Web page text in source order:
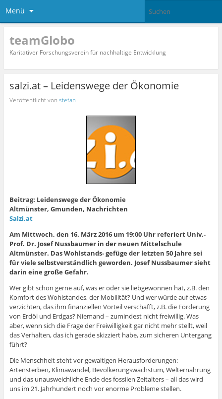
Menü
teamGlobo
Karitativer Forschungsverein für nachhaltige Entwicklung
salzi.at – Leidenswege der Ökonomie
Veröffentlicht von stefan
Beitrag: Leidenswege der Ökonomie
Altmünster, Gmunden, Nachrichten
Salzi.at
Am Mittwoch, den 16. März 2016 um 19:00 Uhr referiert Univ.-
Prof. Dr. Josef Nussbaumer in der neuen Mittelschule
Altmünster. Das Wohlstands- gefüge der letzten 50 Jahre sei
für viele selbstverständlich geworden. Josef Nussbaumer sieht
darin eine große Gefahr.
Wer gibt schon gerne auf, was er oder sie liebgewonnen hat, z.B. den
Komfort des Wohlstandes, der Mobilität? Und wer würde auf etwas
verzichten, das ihm finanziellen Vorteil verschafft, z.B. die Förderung
von Erdöl und Erdgas? Niemand – zumindest nicht freiwillig. Was
aber, wenn sich die Frage der Freiwilligkeit gar nicht mehr stellt, weil
das Verhalten, das ich gerade skizziert habe, zum sicheren Untergang
führt?
Die Menschheit steht vor gewaltigen Herausforderungen:
Artensterben, Klimawandel, Bevölkerungswachstum, Welternährung
und das unausweichliche Ende des fossilen Zeitalters – all das wird
uns im 21. Jahrhundert noch vor enorme Probleme stellen.